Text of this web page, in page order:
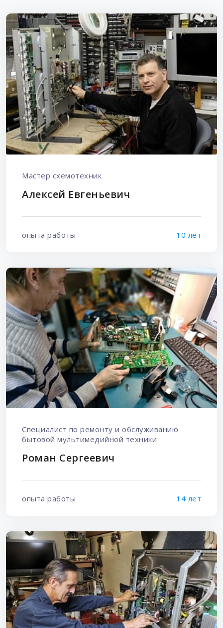
Мастер схемотехник
Алексей Евгеньевич
опыта работы 10 лет
Специалист по ремонту и обслуживанию
бытовой мультимедийной техники
Роман Сергеевич
опыта работы 14 лет